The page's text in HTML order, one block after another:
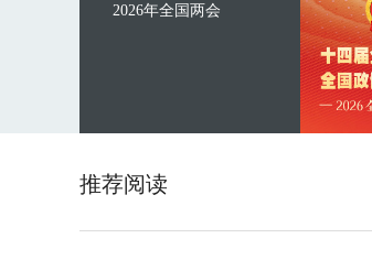
2026年全国两会
推荐阅读